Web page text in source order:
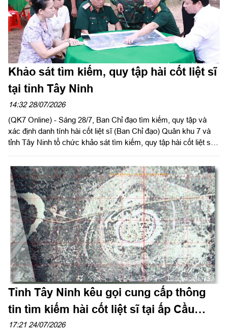
Khảo sát tìm kiếm, quy tập hài cốt liệt sĩ
tại tỉnh Tây Ninh
14:32 28/07/2026
(QK7 Online) - Sáng 28/7, Ban Chỉ đạo tìm kiếm, quy tập và
xác định danh tính hài cốt liệt sĩ (Ban Chỉ đạo) Quân khu 7 và
tỉnh Tây Ninh tổ chức khảo sát tìm kiếm, quy tập hài cốt liệt sĩ
Tỉnh Tây Ninh kêu gọi cung cấp thông
tin tìm kiếm hài cốt liệt sĩ tại ấp Cầu
Vịnh, xã Hảo Đước
17:21 24/07/2026